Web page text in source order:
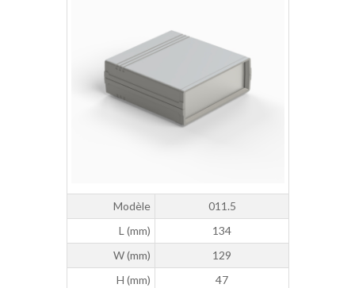
Modèle
011.5
L (mm)
134
W (mm)
129
H (mm)
47